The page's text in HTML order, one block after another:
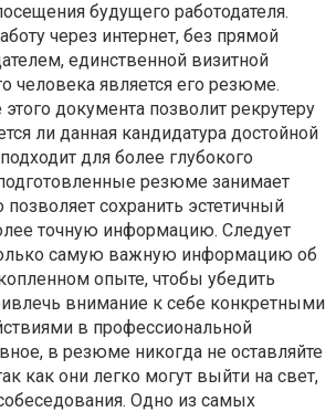
будущего работодателя.
через интернет, без прямой
единственной визитной
человека является его резюме.
документа позволит рекрутеру
ли данная кандидатура достойной
для более глубокого
резюме занимает
позволяет сохранить эстетичный
точную информацию. Следует
самую важную информацию об
опыте, чтобы убедить
внимание к себе конкретными
в профессиональной
в резюме никогда не оставляйте
как они легко могут выйти на свет,
Одно из самых